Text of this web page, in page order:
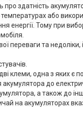
здатність
або
енергії. Тому при
переваги та
клеми, одна з яких є
до
а також до
на акумуляторах